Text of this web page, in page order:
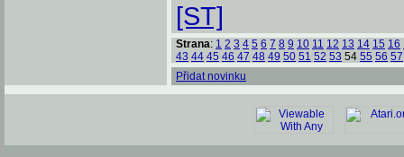
[ST]
Strana: 1 2 3 4 5 6 7 8 9 10 11 12 13 14 15 16
43 44 45 46 47 48 49 50 51 52 53 54 55 56 57
Přidat novinku